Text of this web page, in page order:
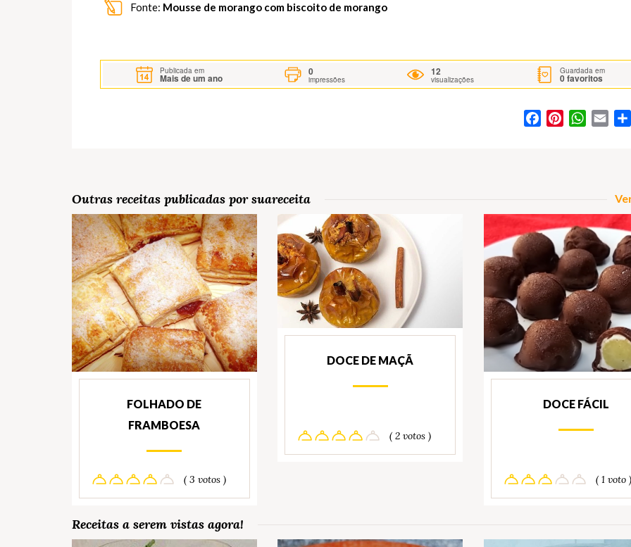
Fonte: Mousse de morango com biscoito de morango
Publicada em
Mais de um ano
0
impressões
12
visualizações
Guardada em
0favoritos
FacebookPinterest
Outras receitas publicadas por suareceita
FOLHADO DE
FRAMBOESA
( 3 votos )
DOCE DE MAÇÃ
( 2 votos )
DOCE FÁCIL
( 1 voto )
Receitas a serem vistas agora!